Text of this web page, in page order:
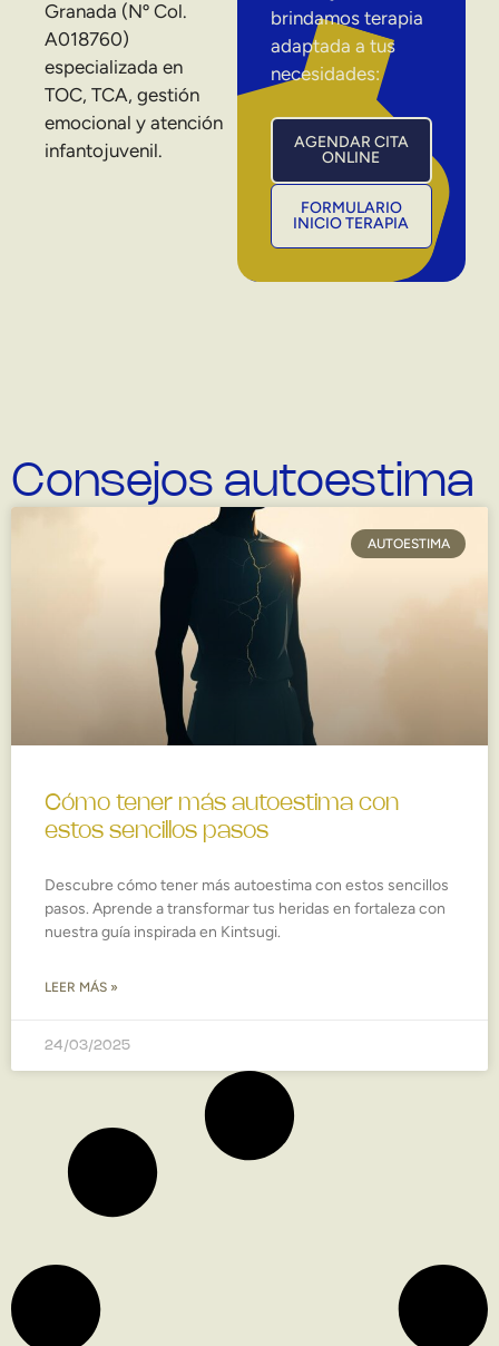
Granada (Nº Col.
A018760)
especializada en
TOC, TCA, gestión
emocional y atención
infantojuvenil.
brindamos terapia
adaptada a tus
necesidades:
AGENDAR CITA
ONLINE
FORMULARIO
INICIO TERAPIA
Consejos autoestima
AUTOESTIMA
Cómo tener más autoestima con
estos sencillos pasos
Descubre cómo tener más autoestima con estos sencillos
pasos. Aprende a transformar tus heridas en fortaleza con
nuestra guía inspirada en Kintsugi.
LEER MÁS »
24/03/2025